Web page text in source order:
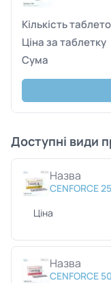
Доступні види
Назва
CENFORCE 25
Ціна
Назва
CENFORCE 50